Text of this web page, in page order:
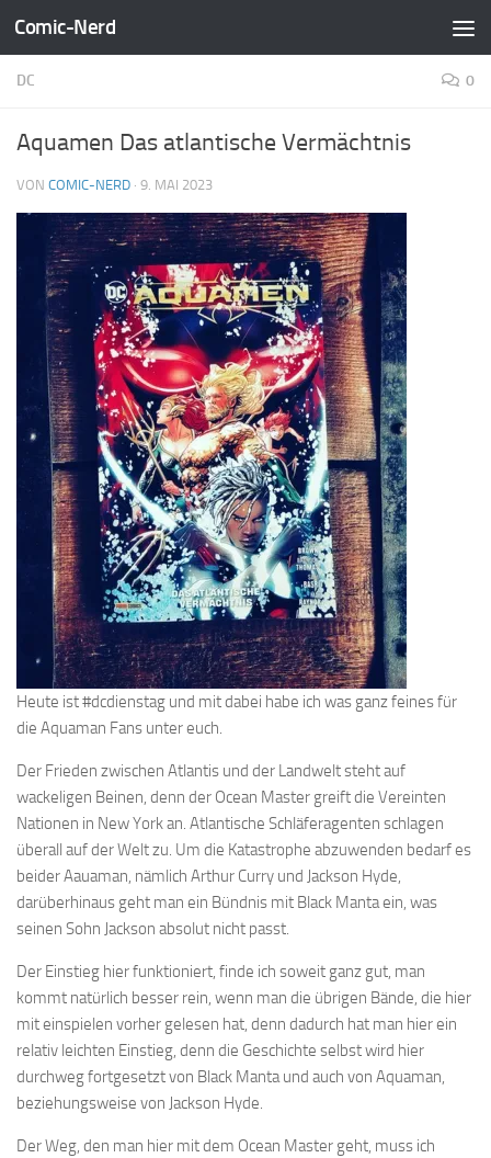
Zum Inhalt springen
Comic-Nerd
DC 0
Aquamen Das atlantische Vermächtnis
VON COMIC-NERD · 9. MAI 2023
Heute ist #dcdienstag und mit dabei habe ich was ganz feines für
die Aquaman Fans unter euch.
Der Frieden zwischen Atlantis und der Landwelt steht auf
wackeligen Beinen, denn der Ocean Master greift die Vereinten
Nationen in New York an. Atlantische Schläferagenten schlagen
überall auf der Welt zu. Um die Katastrophe abzuwenden bedarf es
beider Aauaman, nämlich Arthur Curry und Jackson Hyde,
darüberhinaus geht man ein Bündnis mit Black Manta ein, was
seinen Sohn Jackson absolut nicht passt.
Der Einstieg hier funktioniert, finde ich soweit ganz gut, man
kommt natürlich besser rein, wenn man die übrigen Bände, die hier
mit einspielen vorher gelesen hat, denn dadurch hat man hier ein
relativ leichten Einstieg, denn die Geschichte selbst wird hier
durchweg fortgesetzt von Black Manta und auch von Aquaman,
beziehungsweise von Jackson Hyde.
Der Weg, den man hier mit dem Ocean Master geht, muss ich